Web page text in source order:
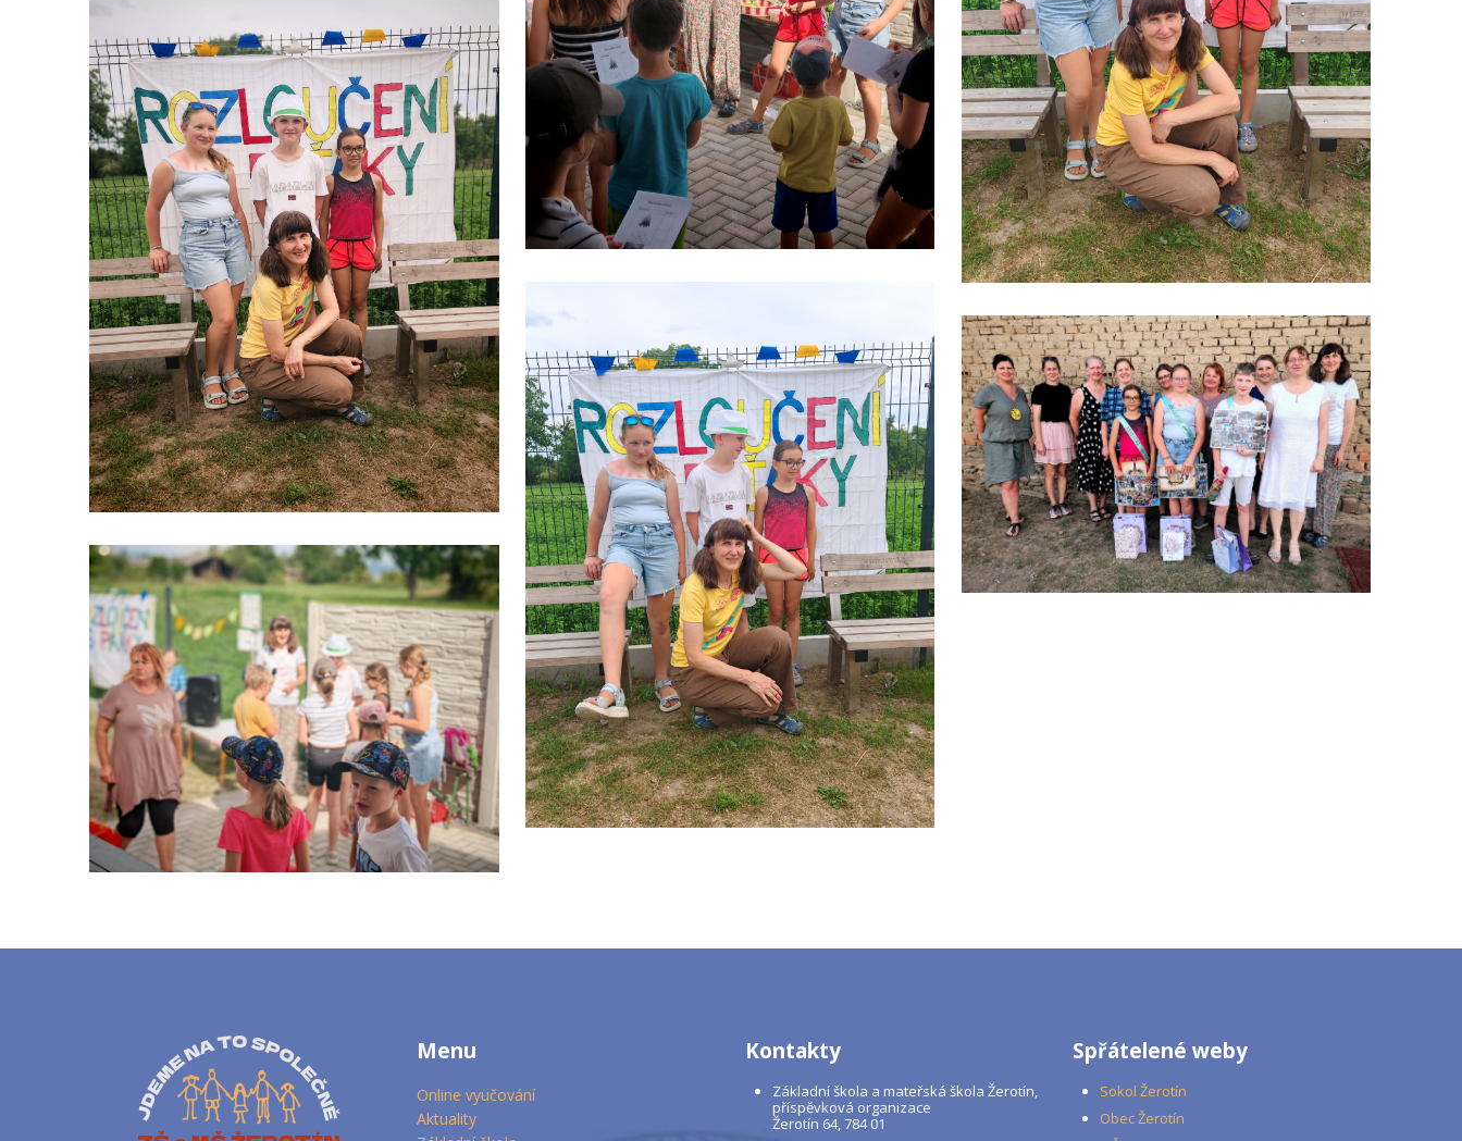
Menu
Online vyučování
Aktuality
Kontakty
Základní škola a mateřská škola Žerotín,
příspěvková organizace
Žerotín 64, 784 01
Spřátelené weby
Sokol Žerotín
Obec Žerotín